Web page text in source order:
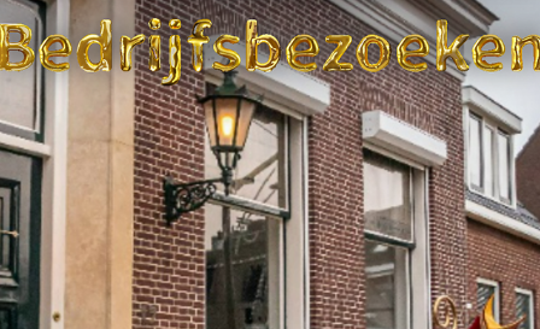
HUIS- & BEDRIJFSBEZOEKEN